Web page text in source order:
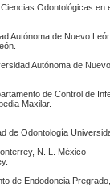
Odontológicas
Autónoma de Nuevo
Autónoma de
de Control de
Maxilar.
de Odontología
N. L. México
de Endodoncia Pregrado,